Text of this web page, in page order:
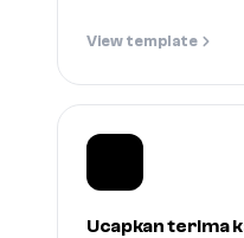
View template
Ucapkan terima